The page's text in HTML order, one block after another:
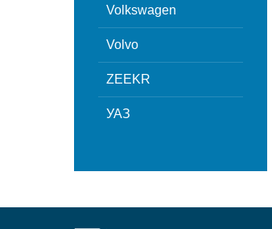
Volkswagen
Volvo
ZEEKR
УАЗ